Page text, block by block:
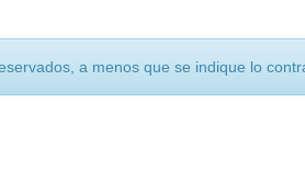
a menos que se indique lo